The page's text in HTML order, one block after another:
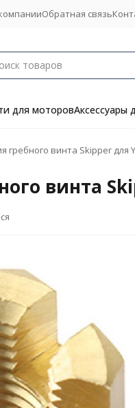
Обратная связь
для моторовАксессуары
гребного винта Skipper для
винта